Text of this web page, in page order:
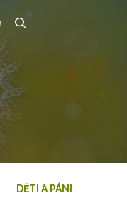
DĚTI A PÁNI